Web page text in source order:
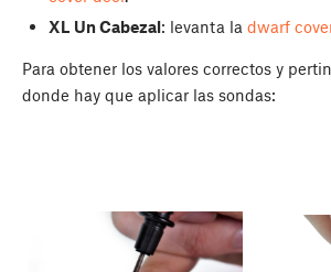
XL Un Cabezal: levanta la dwarf
Para obtener los valores correctos y
donde hay que aplicar las sondas: